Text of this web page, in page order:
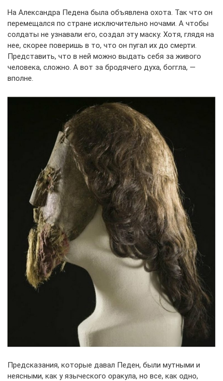
На Александра Педена была объявлена охота. Так что он
перемещался по стране исключительно ночами. А чтобы
солдаты не узнавали его, создал эту маску. Хотя, глядя на
нее, скорее поверишь в то, что он пугал их до смерти.
Представить, что в ней можно выдать себя за живого
человека, сложно. А вот за бродячего духа, боггла, —
вполне.
Предсказания, которые давал Педен, были мутными и
неясными, как у языческого оракула, но все, как одно,